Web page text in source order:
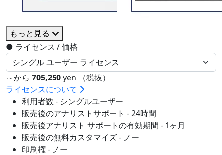
もっと見る
● ライセンス / 価格
～から 705,250yen （税抜）
ライセンスについて
利用者数 - シングルユーザー
販売後のアナリストサポート - 24時間
販売後アナリスト サポートの有効期間 - 1ヶ月
販売後の無料カスタマイズ - ノー
印刷権 - ノー